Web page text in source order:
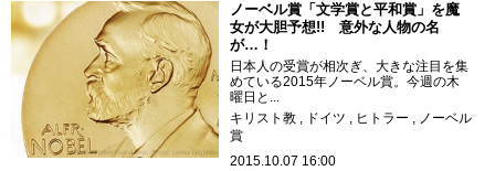
ノーベル賞「文学賞と平和賞」を魔
女が大胆予想!! 意外な人物の名
が…！
日本人の受賞が相次ぎ、大きな注目を集
めている2015年ノーベル賞。今週の木
曜日と...
キリスト教
ドイツ ヒトラー
ノーベル
賞
2015.10.07 16:00